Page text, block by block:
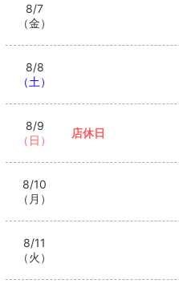
8/7
（金）
8/8
（土）
8/9
（日）
店休日
8/10
（月）
8/11
（火）